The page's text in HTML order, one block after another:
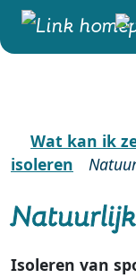
Wat kan ik
isoleren
Isoleren van